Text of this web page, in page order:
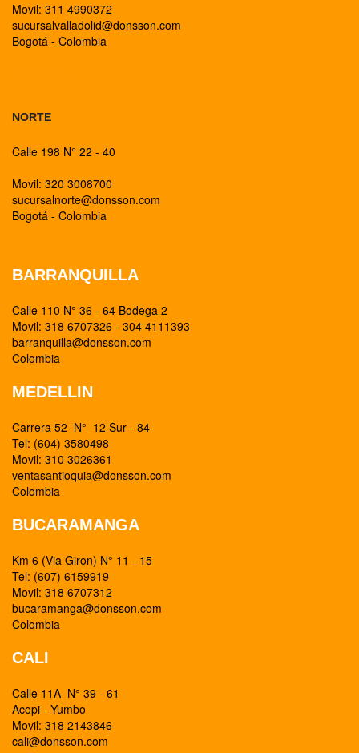
Movil: 311 4990372
sucursalvalladolid@donsson.com
Bogotá - Colombia
NORTE
Calle 198 N° 22 - 40
Movil: 320 3008700
sucursalnorte@donsson.com
Bogotá - Colombia
BARRANQUILLA
Calle 110 N° 36 - 64 Bodega 2
Movil: 318 6707326 - 304 4111393
barranquilla@donsson.com
Colombia
MEDELLIN
Carrera 52 N° 12 Sur - 84
Tel: (604) 3580498
Movil: 310 3026361
ventasantioquia@donsson.com
Colombia
BUCARAMANGA
Km 6 (Via Giron) N° 11 - 15
Tel: (607) 6159919
Movil: 318 6707312
bucaramanga@donsson.com
Colombia
CALI
Calle 11A N° 39 - 61
Acopi - Yumbo
Movil: 318 2143846
cali@donsson.com